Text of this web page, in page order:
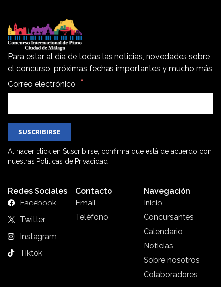
Para estar al día de todas las noticias, novedades sobre
el concurso, próximas fechas importantes y mucho más
Correo electrónico
SUSCRIBIRSE
Al hacer click en Suscribirse, confirma que está de acuerdo con
nuestras Políticas de Privacidad
Redes Sociales
Facebook
Twitter
Instagram
Tiktok
Contacto
Email
Teléfono
Navegación
Inicio
Concursantes
Calendario
Noticias
Sobre nosotros
Colaboradores